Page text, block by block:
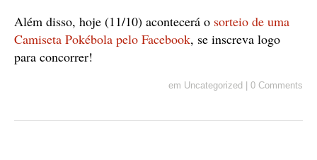
Além disso, hoje (11/10) acontecerá o sorteio de uma
Camiseta Pokébola pelo Facebook, se inscreva logo
para concorrer!
em Uncategorized 0 Comments